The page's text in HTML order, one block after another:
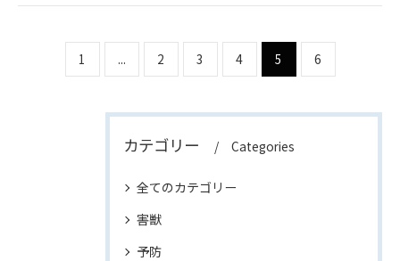
1 ... 2 3 4 5 6
カテゴリー Categories
全てのカテゴリー
害獣
予防